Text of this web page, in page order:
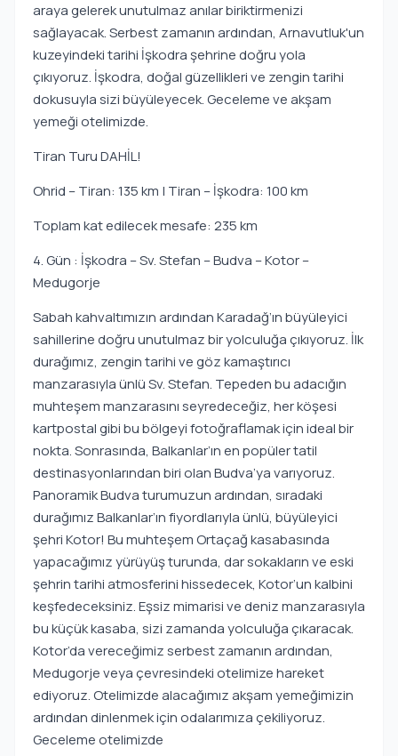
araya gelerek unutulmaz anılar biriktirmenizi
sağlayacak. Serbest zamanın ardından, Arnavutluk'un
kuzeyindeki tarihi İşkodra şehrine doğru yola
çıkıyoruz. İşkodra, doğal güzellikleri ve zengin tarihi
dokusuyla sizi büyüleyecek. Geceleme ve akşam
yemeği otelimizde.
Tiran Turu DAHİL!
Ohrid – Tiran: 135 km | Tiran – İşkodra: 100 km
Toplam kat edilecek mesafe: 235 km
4. Gün : İşkodra – Sv. Stefan – Budva – Kotor –
Medugorje
Sabah kahvaltımızın ardından Karadağ’ın büyüleyici
sahillerine doğru unutulmaz bir yolculuğa çıkıyoruz. İlk
durağımız, zengin tarihi ve göz kamaştırıcı
manzarasıyla ünlü Sv. Stefan. Tepeden bu adacığın
muhteşem manzarasını seyredeceğiz, her köşesi
kartpostal gibi bu bölgeyi fotoğraflamak için ideal bir
nokta. Sonrasında, Balkanlar’ın en popüler tatil
destinasyonlarından biri olan Budva’ya varıyoruz.
Panoramik Budva turumuzun ardından, sıradaki
durağımız Balkanlar’ın fiyordlarıyla ünlü, büyüleyici
şehri Kotor! Bu muhteşem Ortaçağ kasabasında
yapacağımız yürüyüş turunda, dar sokakların ve eski
şehrin tarihi atmosferini hissedecek, Kotor’un kalbini
keşfedeceksiniz. Eşsiz mimarisi ve deniz manzarasıyla
bu küçük kasaba, sizi zamanda yolculuğa çıkaracak.
Kotor’da vereceğimiz serbest zamanın ardından,
Medugorje veya çevresindeki otelimize hareket
ediyoruz. Otelimizde alacağımız akşam yemeğimizin
ardından dinlenmek için odalarımıza çekiliyoruz.
Geceleme otelimizde